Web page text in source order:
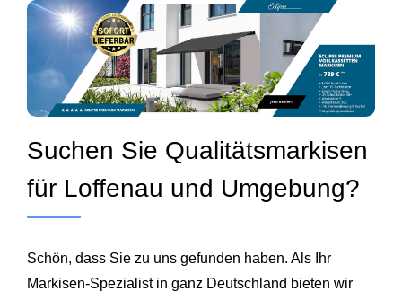
Suchen Sie Qualitätsmarkisen
für Loffenau und Umgebung?
Schön, dass Sie zu uns gefunden haben. Als Ihr
Markisen‑Spezialist in ganz Deutschland bieten wir